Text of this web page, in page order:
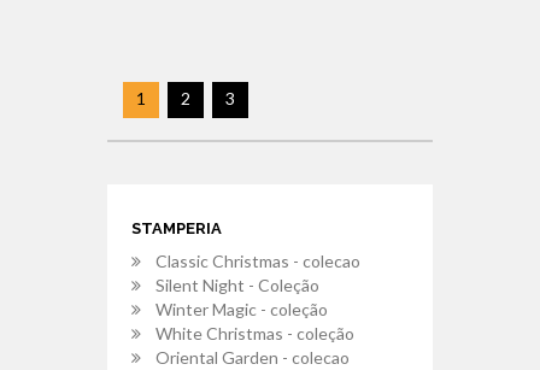
1 2 3
STAMPERIA
Classic Christmas - colecao
Silent Night - Coleção
Winter Magic - coleção
White Christmas - coleção
Oriental Garden - colecao